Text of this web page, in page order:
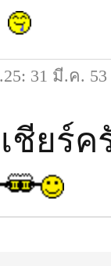
31 มี.ค. 53
ชียร์